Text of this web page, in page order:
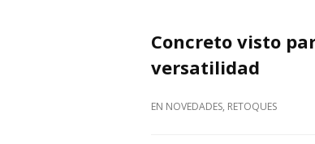
Concreto visto
versatilidad
EN NOVEDADES, RETOQUES